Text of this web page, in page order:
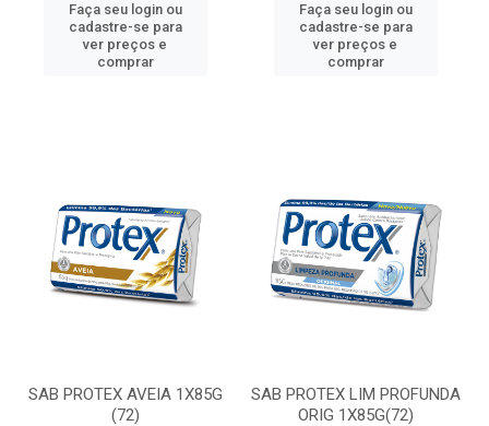
Faça seu login ou
cadastre-se para
ver preços e
comprar
Faça seu login ou
cadastre-se para
ver preços e
comprar
SAB PROTEX AVEIA 1X85G
(72)
SAB PROTEX LIM PROFUNDA
ORIG 1X85G(72)